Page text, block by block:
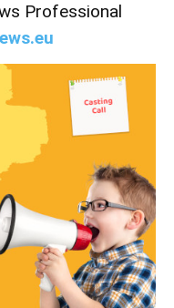
Professional